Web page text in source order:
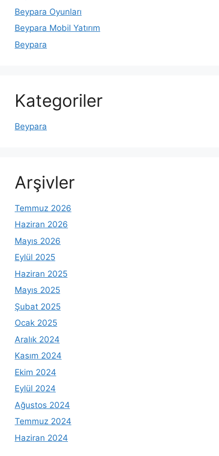
Beypara Oyunları
Beypara Mobil Yatırım
Beypara
Kategoriler
Beypara
Arşivler
Temmuz 2026
Haziran 2026
Mayıs 2026
Eylül 2025
Haziran 2025
Mayıs 2025
Şubat 2025
Ocak 2025
Aralık 2024
Kasım 2024
Ekim 2024
Eylül 2024
Ağustos 2024
Temmuz 2024
Haziran 2024